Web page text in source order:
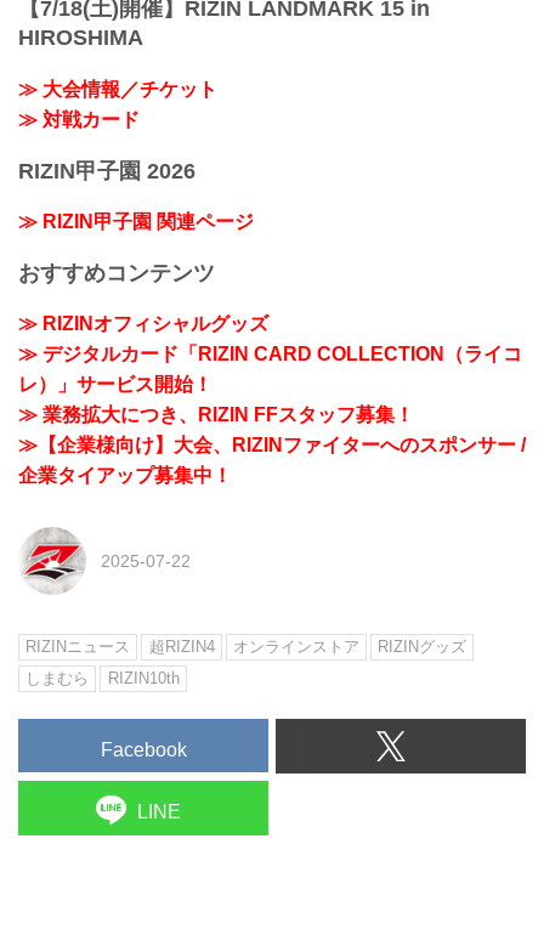
【7/18(土)開催】RIZIN LANDMARK 15 in
HIROSHIMA
≫ 大会情報／チケット
≫ 対戦カード
RIZIN甲子園 2026
≫ RIZIN甲子園 関連ページ
おすすめコンテンツ
≫ RIZINオフィシャルグッズ
≫ デジタルカード「RIZIN CARD COLLECTION（ライコ
レ）」サービス開始！
≫ 業務拡大につき、RIZIN FFスタッフ募集！
≫【企業様向け】大会、RIZINファイターへのスポンサー /
企業タイアップ募集中！
2025-07-22
RIZINニュース 超RIZIN4 オンラインストア
RIZINグッズ
しまむら
RIZIN10th
Facebook
LINE